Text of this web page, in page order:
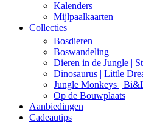
Kalenders
Mijlpaalkaarten
Collecties
Bosdieren
Boswandeling
Dieren in de Jungle |
Dinosaurus | Little
Jungle Monkeys |
Op de Bouwplaats
Aanbiedingen
Cadeautips